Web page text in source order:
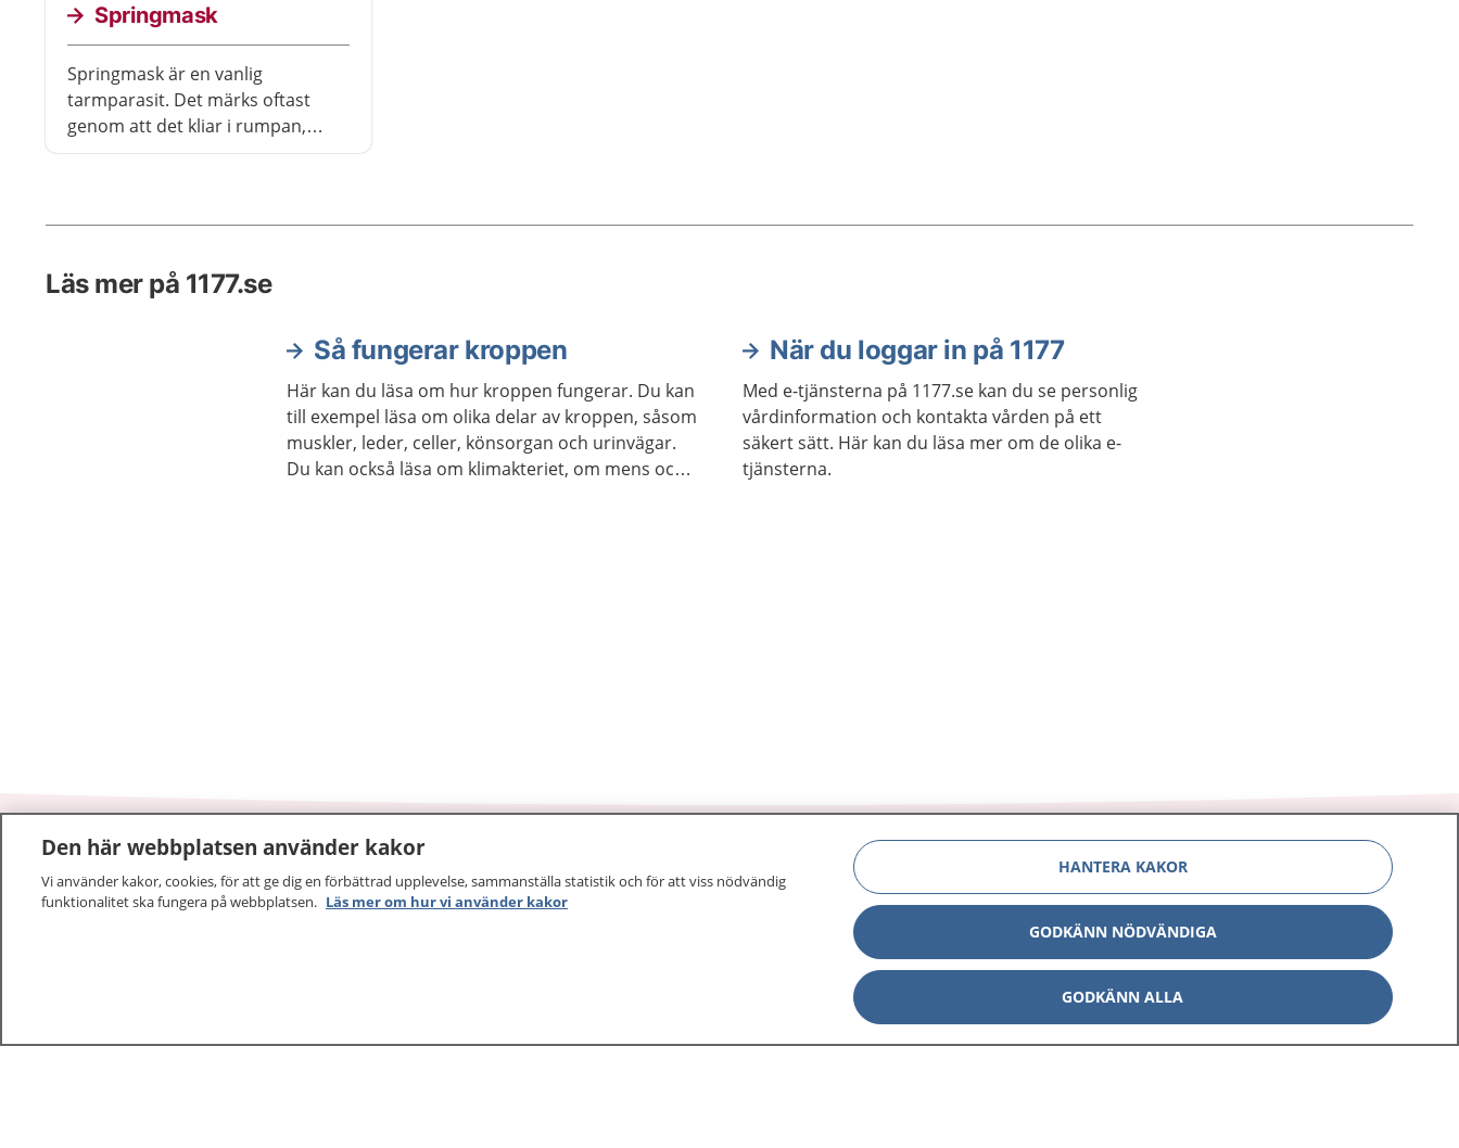
förebygga hemorrojder och
underlätta att de läker.
Springmask
Springmask är en vanlig
tarmparasit. Det märks oftast
genom att det kliar i rumpan,
med hygienen. Springmask är
vuxna kan få det.
Läs mer på 1177.se
Så fungerar kroppen
Här kan du läsa om hur kroppen fungerar. Du kan
till exempel läsa om olika delar av kroppen, såsom
muskler, leder, celler, könsorgan och urinvägar.
Du kan också läsa om klimakteriet, om mens och
När du loggar in på 1177
Med e-tjänsterna på 1177.se kan du se personlig
vårdinformation och kontakta vården på ett
säkert sätt. Här kan du läsa mer om de olika e-
tjänsterna.
1177 –tryggt om din hälsa och vård
1177 ger dig råd när du vill må bättre.
Other languages
Lättläst svenska
Om 1177
Aktuellt
Digital tillgänglighet
Den här webbplatsen använder kakor
Vi använder kakor, cookies, för att ge dig en förbättrad upplevelse, sammanställa statistik och för att viss nödvändig
funktionalitet ska fungera på webbplatsen. Läs mer om hur vi använder kakor
HANTERA KAKOR
GODKÄNN NÖDVÄNDIGA
GODKÄNN ALLA